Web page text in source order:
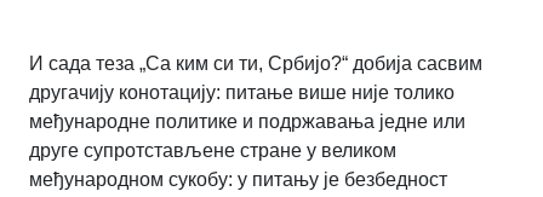
И сада теза „Са ким си ти, Србијо?“ добија сасвим
другачију конотацију: питање више није толико
међународне политике и подржавања једне или
друге супротстављене стране у великом
међународном сукобу: у питању је безбедност